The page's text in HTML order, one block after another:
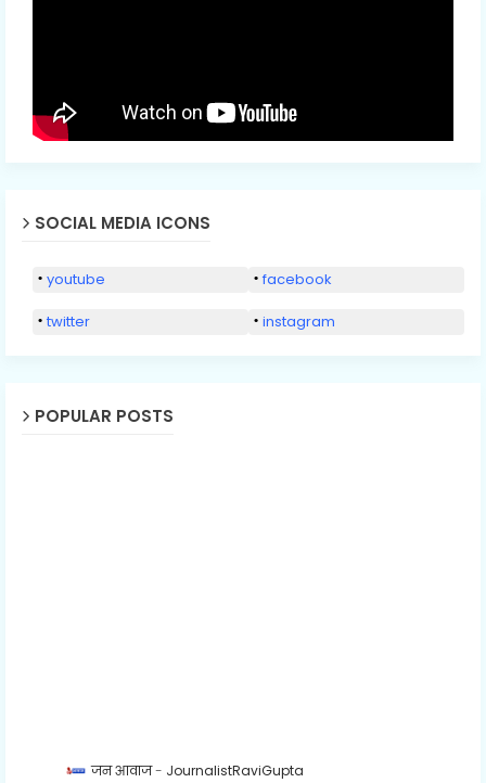
SOCIAL MEDIA ICONS
youtube facebook
twitter instagram
POPULAR POSTS
जन आवाज JournalistRaviGupta